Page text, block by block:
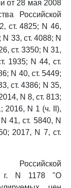
от 28 мая 2008
Российской
ст. 4825; N 46,
N 33, ст. 4088; N
ст. 3350; N 31,
1935; N 44, ст.
N 40, ст. 5449;
ст. 4386; N 35,
N 8, ст. 813;
2016, N 1 (ч. II),
41, ст. 5840, N
2017, N 7, ст.
Российской
г. N 1178 "О